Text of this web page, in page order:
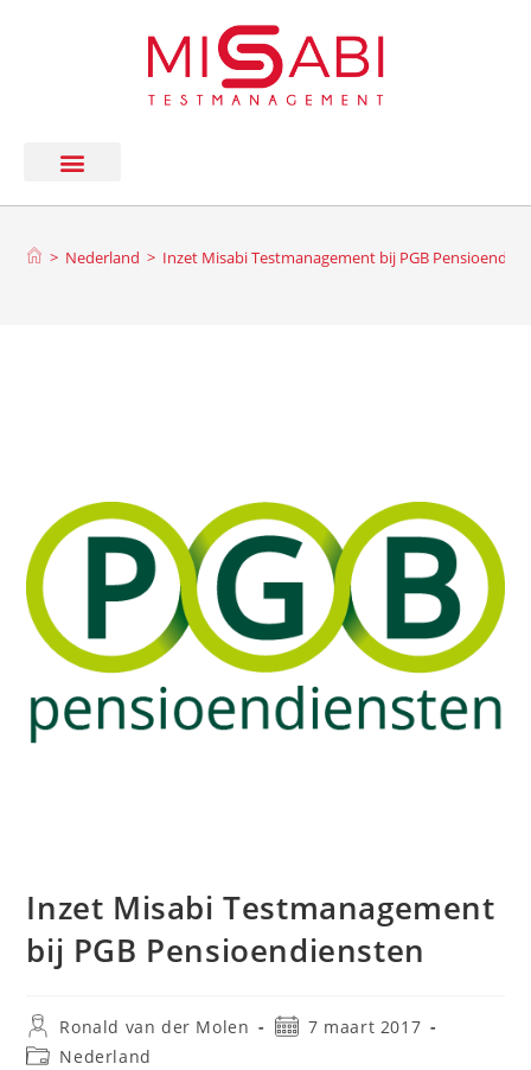
> Nederland > Inzet Misabi Testmanagement bij PGB
Inzet Misabi Testmanagement
bij PGB Pensioendiensten
Ronald van der Molen
7 maart 2017
Nederland